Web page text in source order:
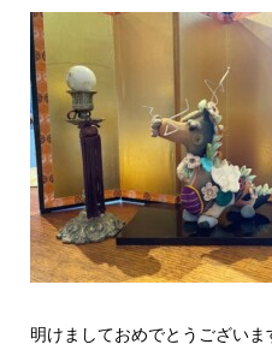
明けましておめでとうござい